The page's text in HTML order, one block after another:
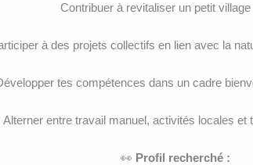
Contribuer à revitaliser un petit village
à des projets collectifs en lien avec la
tes compétences dans un cadre
Alterner entre travail manuel, activités locales et
👀 Profil recherché :